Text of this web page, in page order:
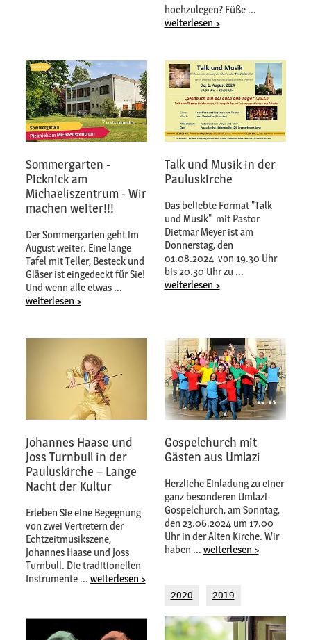
hochzulegen? Füße ...
weiterlesen >
Sommergarten -
Picknick am
Michaeliszentrum - Wir
machen weiter!!!
Der Sommergarten geht im
August weiter. Eine lange
Tafel mit Teller, Besteck und
Gläser ist eingedeckt für Sie!
Und wenn alle etwas ...
weiterlesen >
Talk und Musik in der
Pauluskirche
Das beliebte Format "Talk
und Musik" mit Pastor
Dietmar Meyer ist am
Donnerstag, den
01.08.2024 von 19.30 Uhr
bis 20.30 Uhr zu ...
weiterlesen >
Johannes Haase und
Joss Turnbull in der
Pauluskirche – Lange
Nacht der Kultur
Erleben Sie eine Begegnung
von zwei Vertretern der
Echtzeitmusikszene,
Johannes Haase und Joss
Turnbull. Die traditionellen
Instrumente ... weiterlesen >
Gospelchurch mit
Gästen aus Umlazi
Herzliche Einladung zu einer
ganz besonderen Umlazi-
Gospelchurch, am Sonntag,
den 23.06.2024 um 17.00
Uhr in der Alten Kirche. Wir
haben ... weiterlesen >
2020 2019